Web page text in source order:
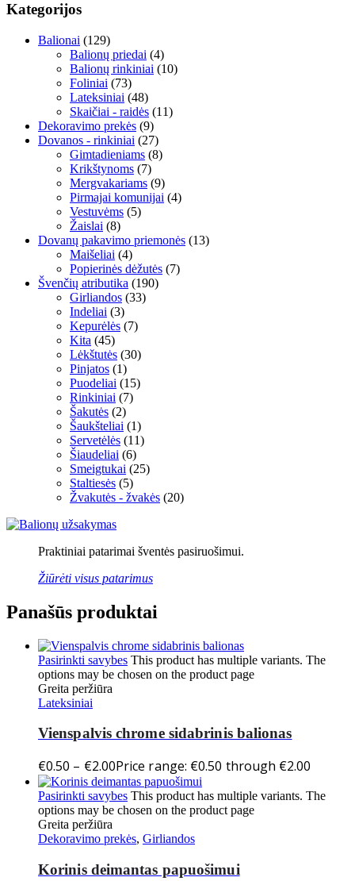
Kategorijos
Balionai (129)
Balionų priedai (4)
Balionų rinkiniai (10)
Foliniai (73)
Lateksiniai (48)
Skaičiai - raidės (11)
Dekoravimo prekės (9)
Dovanos - rinkiniai (27)
Gimtadieniams (8)
Krikštynoms (7)
Mergvakariams (9)
Pirmajai komunijai (4)
Vestuvėms (5)
Žaislai (8)
Dovanų pakavimo priemonės (13)
Maišeliai (4)
Popierinės dėžutės (7)
Švenčių atributika (190)
Girliandos (33)
Indeliai (3)
Kepurėlės (7)
Kita (45)
Lėkštutės (30)
Pinjatos (1)
Puodeliai (15)
Rinkiniai (7)
Šakutės (2)
Šaukšteliai (1)
Servetėlės (11)
Šiaudeliai (6)
Smeigtukai (25)
Staltiesės (5)
Žvakutės - žvakės (20)
Praktiniai patarimai šventės pasiruošimui.
Žiūrėti visus patarimus
Panašūs produktai
Pasirinkti savybes This product has multiple variants. The
options may be chosen on the product page
Greita peržiūra
Lateksiniai
Vienspalvis chrome sidabrinis balionas
€0.50 – €2.00Price range: €0.50 through €2.00
Pasirinkti savybes This product has multiple variants. The
options may be chosen on the product page
Greita peržiūra
Dekoravimo prekės, Girliandos
Korinis deimantas papuošimui